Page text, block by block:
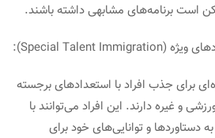
است برنامه‌های مشابهی داشته باشند.
برای جذب افراد با استعدادهای برجسته
و غیره دارند. این افراد می‌توانند با
دستاوردها و توانایی‌های خود برای